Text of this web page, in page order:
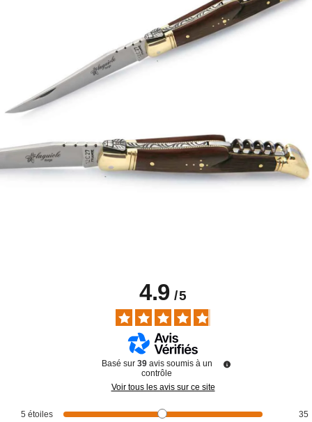
4.9/5
Basé sur 39 avis soumis à un
contrôle
Voir tous les avis sur ce site
5 étoiles
35